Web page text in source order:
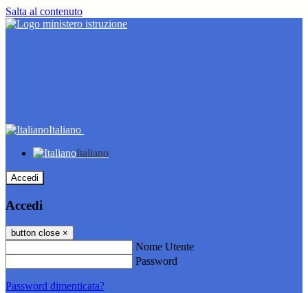
Salta al contenuto
Italiano
Italiano
Accedi
Accedi
button close ×
Nome Utente
Password
Password dimenticata?